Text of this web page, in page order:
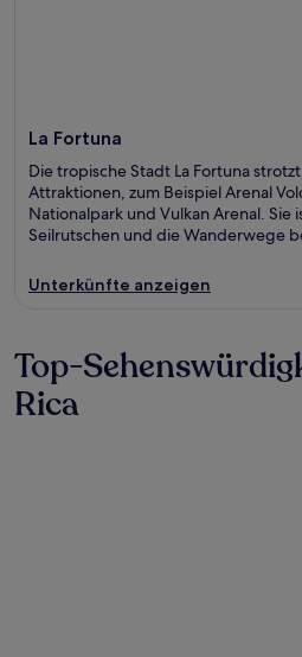
La Fortuna
Die tropische Stadt La Fortuna
Attraktionen, zum Beispiel Arenal
Nationalpark und Vulkan Arenal. Sie
Seilrutschen und die Wanderwege
Unterkünfte anzeigen
Top-
Rica